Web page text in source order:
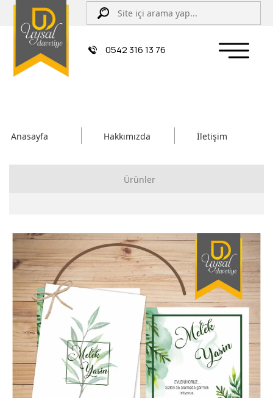
Ürünler
Zarflı Davetiye
Sünnet Davetiyesi
Hatim Davetiyesi
Anasayfa Hakkımızda İletişim
0542 316 13 76